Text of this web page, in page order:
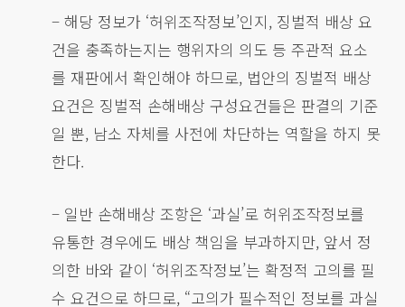
– 해당 정보가 ‘허위조작정보’인지, 징벌적 배상 요
건을 충족하는지는 행위자의 의도 등 주관적 요소
를 재판에서 확인해야 하므로, 법안의 징벌적 배상
요건은 징벌적 손해배상 구성요건들은 판결의 기준
일 뿐, 남소 자체를 사전에 차단하는 역할을 하지 못
한다.
– 일반 손해배상 조항은 ‘과실’로 허위조작정보를
유통한 경우에도 배상 책임을 부과하지만, 앞서 정
의한 바와 같이 ‘허위조작정보’는 확정적 고의를 필
수 요건으로 하므로, “고의가 필수적인 정보를 과실